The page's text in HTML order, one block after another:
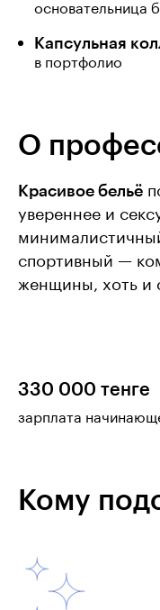
основательница
Капсульная
в портфолио
О
Красивое бельё
увереннее и
спортивный —
женщины, хоть и
330 000 тенге
зарплата
Кому